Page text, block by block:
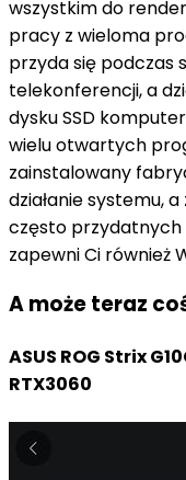
wszystkim do
pracy z wieloma
przyda się podczas
telekonferencji, a
dysku SSD
wielu otwartych
zainstalowany
działanie systemu,
często przydatnych
zapewni Ci również
A może teraz
ASUS ROG Strix
RTX3060